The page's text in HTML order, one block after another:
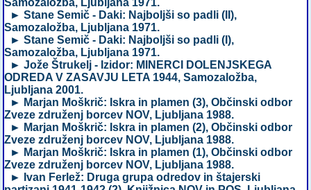
Samozaložba, Ljubljana 1971.
► Stane Semič - Daki: Najboljši so padli (II),
Samozaložba, Ljubljana 1971.
► Stane Semič - Daki: Najboljši so padli (I),
Samozaložba, Ljubljana 1971.
► Jože Štrukelj - Izidor: MINERCI DOLENJSKEGA
ODREDA V ZASAVJU LETA 1944, Samozaložba,
Ljubljana 2001.
► Marjan Moškrič: Iskra in plamen (3), Občinski odbor
Zveze združenj borcev NOV, Ljubljana 1988.
► Marjan Moškrič: Iskra in plamen (2), Občinski odbor
Zveze združenj borcev NOV, Ljubljana 1988.
► Marjan Moškrič: Iskra in plamen (1), Občinski odbor
Zveze združenj borcev NOV, Ljubljana 1988.
► Ivan Ferlež: Druga grupa odredov in štajerski